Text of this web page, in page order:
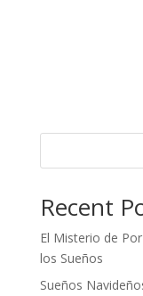
Recent
El Misterio de
los Sueños
Sueños